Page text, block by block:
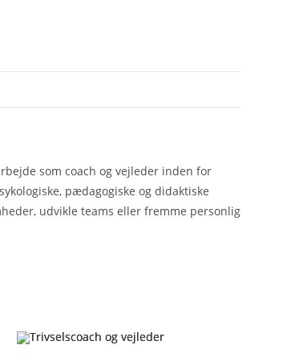
som coach og vejleder inden for
pædagogiske og didaktiske
udvikle teams eller fremme personlig